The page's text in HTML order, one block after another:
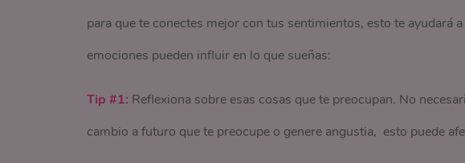
para que te conectes mejor con tus sentimientos, esto te ayudará
emociones pueden influir en lo que sueñas:
Tip #1: Reflexiona sobre esas cosas que te preocupan. No
cambio a futuro que te preocupe o genere angustia, esto puede